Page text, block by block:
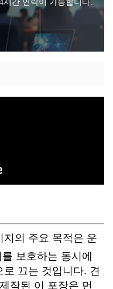
간 연락이 가능합니다.
지의 주요 목적은 운
보호하는 동시에
로 끄는 것입니다. 견
작된 이 포장은 먼